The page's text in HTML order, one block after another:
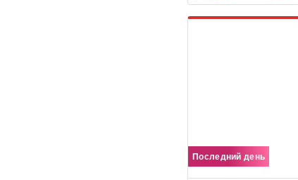
Последний день